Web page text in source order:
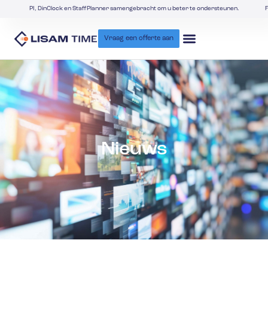
PI, DinClock en StaffPlanner samengebracht om u beter te ondersteunen.
Vraag een offerte aan
Nieuws